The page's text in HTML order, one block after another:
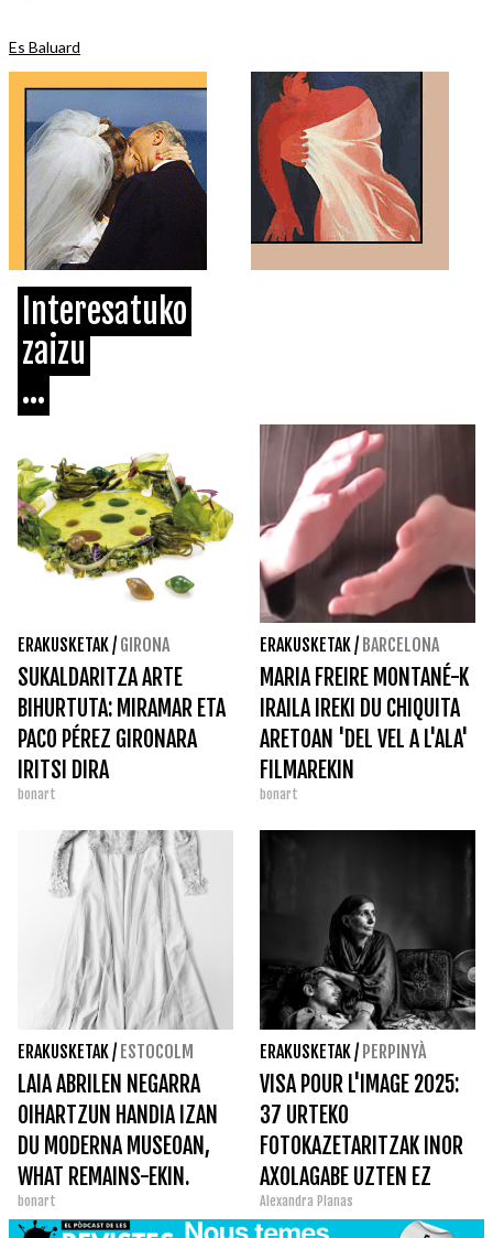
Es Baluard
Interesatuko
zaizu
...
ERAKUSKETAK/ GIRONA
SUKALDARITZA ARTE
BIHURTUTA: MIRAMAR ETA
PACO PÉREZ GIRONARA
IRITSI DIRA
bonart
ERAKUSKETAK/ BARCELONA
MARIA FREIRE MONTANÉ-K
IRAILA IREKI DU CHIQUITA
ARETOAN 'DEL VEL A L'ALA'
FILMAREKIN
bonart
ERAKUSKETAK/ ESTOCOLM
LAIA ABRILEN NEGARRA
OIHARTZUN HANDIA IZAN
DU MODERNA MUSEOAN,
WHAT REMAINS-EKIN.
bonart
ERAKUSKETAK/ PERPINYÀ
VISA POUR L'IMAGE 2025:
37 URTEKO
FOTOKAZETARITZAK INOR
AXOLAGABE UZTEN EZ
DUENA
Alexandra Planas